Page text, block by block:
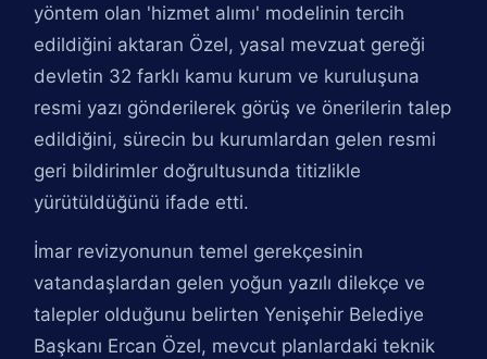
yöntem olan 'hizmet alımı' modelinin tercih
edildiğini aktaran Özel, yasal mevzuat gereği
devletin 32 farklı kamu kurum ve kuruluşuna
resmi yazı gönderilerek görüş ve önerilerin talep
edildiğini, sürecin bu kurumlardan gelen resmi
geri bildirimler doğrultusunda titizlikle
yürütüldüğünü ifade etti.
İmar revizyonunun temel gerekçesinin
vatandaşlardan gelen yoğun yazılı dilekçe ve
talepler olduğunu belirten Yenişehir Belediye
Başkanı Ercan Özel, mevcut planlardaki teknik